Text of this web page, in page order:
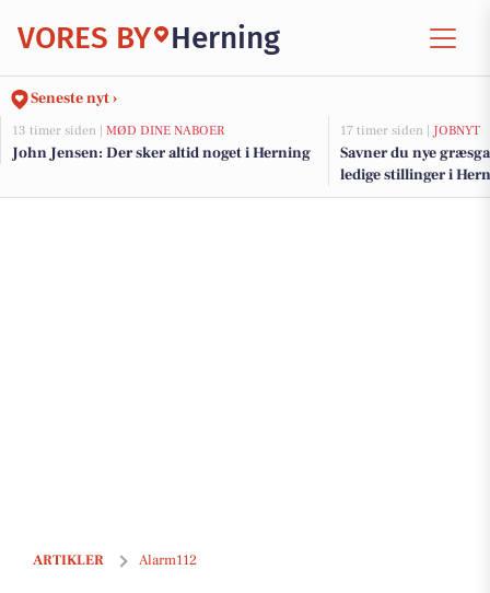
VORES BY Herning
Seneste nyt ›
13 timer siden | MØD DINE NABOER
John Jensen: Der sker altid noget i Herning
17 timer siden | JOBNYT
Savner du nye
ledige stillinger i
ARTIKLER Alarm112
Brand & Redning MidtVest: Brand i bygning